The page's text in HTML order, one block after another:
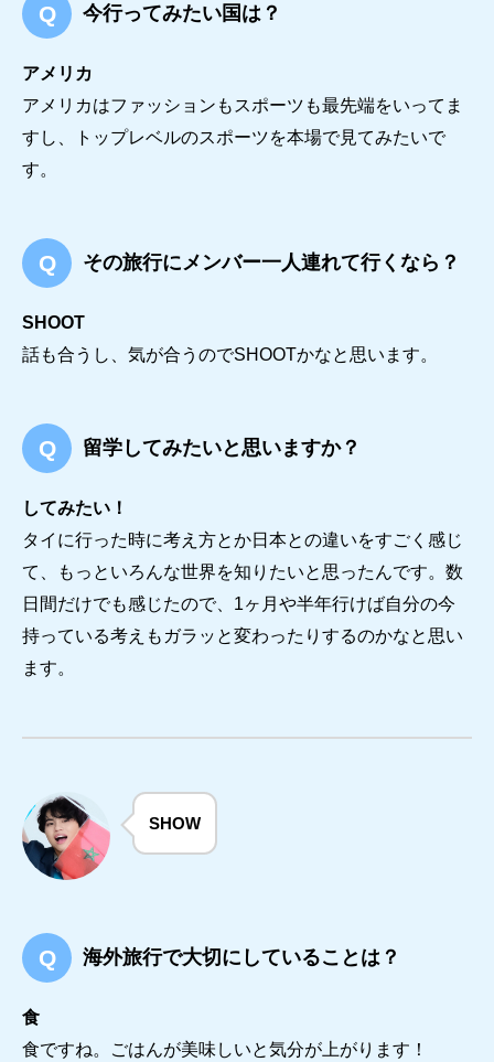
今行ってみたい国は？
アメリカ
アメリカはファッションもスポーツも最先端をいってま
すし、トップレベルのスポーツを本場で見てみたいで
す。
その旅行にメンバー一人連れて行くなら？
SHOOT
話も合うし、気が合うのでSHOOTかなと思います。
留学してみたいと思いますか？
してみたい！
タイに行った時に考え方とか日本との違いをすごく感じ
て、もっといろんな世界を知りたいと思ったんです。数
日間だけでも感じたので、1ヶ月や半年行けば自分の今
持っている考えもガラッと変わったりするのかなと思い
ます。
SHOW
海外旅行で大切にしていることは？
食
食ですね。ごはんが美味しいと気分が上がります！